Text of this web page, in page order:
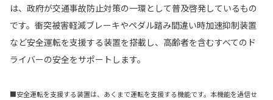
は、政府が交通事故防止対策の一環として普及啓発しているもの
です。衝突被害軽減ブレーキやペダル踏み間違い時加速抑制装置
など安全運転を支援する装置を搭載し、高齢者を含むすべてのド
ライバーの安全をサポートします。
■安全運転を支援する装置は、あくまで運転を支援する機能です。本機能を過信せ